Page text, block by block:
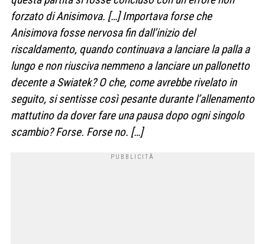
forzato di Anisimova. […]Importava forse che
Anisimova fosse nervosa fin dall’inizio del
riscaldamento, quando continuava a lanciare la palla a
lungo e non riusciva nemmeno a lanciare un pallonetto
decente a Swiatek? O che, come avrebbe rivelato in
seguito, si sentisse così pesante durante l’allenamento
mattutino da dover fare una pausa dopo ogni singolo
scambio? Forse. Forse no. […]